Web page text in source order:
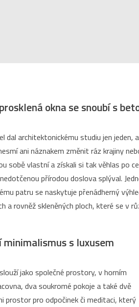
okna se snoubí s
dal architektonickému studiu jen jeden,
ani náznakem změnit ráz krajiny
sobě vlastní a získali si tak věhlas po
přírodou doslova splýval.
patru se naskytuje přenádherný
a rovněž skleněných ploch, které se v
minimalismus s luxusem
jako společné prostory, v horním
dva soukromé pokoje a také dvě
prostor pro odpočinek či meditaci, který